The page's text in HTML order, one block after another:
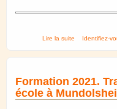
Lire la suite de Formation
Identifiez-
Formation 2021.
école à